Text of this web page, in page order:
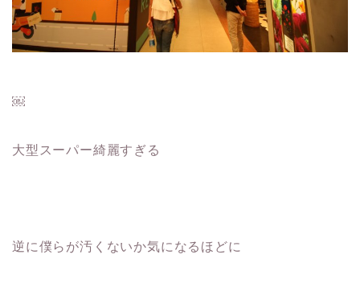
￼
大型スーパー綺麗すぎる
逆に僕らが汚くないか気になるほどに